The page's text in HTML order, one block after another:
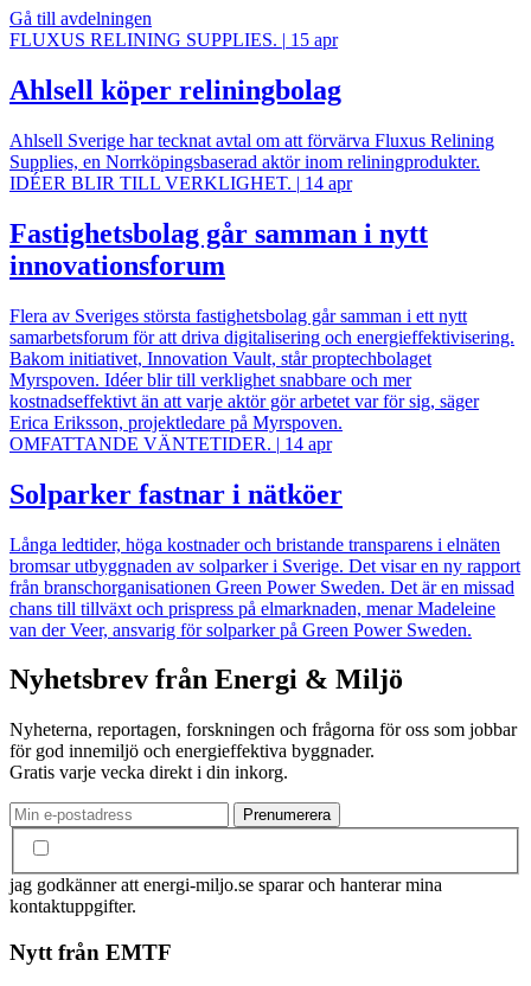
Gå till avdelningen
FLUXUS RELINING SUPPLIES. | 15 apr
Ahlsell köper reliningbolag
Ahlsell Sverige har tecknat avtal om att förvärva Fluxus Relining
Supplies, en Norrköpingsbaserad aktör inom reliningprodukter.
IDÉER BLIR TILL VERKLIGHET. | 14 apr
Fastighetsbolag går samman i nytt
innovationsforum
Flera av Sveriges största fastighetsbolag går samman i ett nytt
samarbetsforum för att driva digitalisering och energieffektivisering.
Bakom initiativet, Innovation Vault, står proptechbolaget
Myrspoven. Idéer blir till verklighet snabbare och mer
kostnadseffektivt än att varje aktör gör arbetet var för sig, säger
Erica Eriksson, projektledare på Myrspoven.
OMFATTANDE VÄNTETIDER. | 14 apr
Solparker fastnar i nätköer
Långa ledtider, höga kostnader och bristande transparens i elnäten
bromsar utbyggnaden av solparker i Sverige. Det visar en ny rapport
från branschorganisationen Green Power Sweden. Det är en missad
chans till tillväxt och prispress på elmarknaden, menar Madeleine
van der Veer, ansvarig för solparker på Green Power Sweden.
Nyhetsbrev från Energi & Miljö
Nyheterna, reportagen, forskningen och frågorna för oss som jobbar
för god innemiljö och energieffektiva byggnader.
Gratis varje vecka direkt i din inkorg.
jag godkänner att energi-miljo.se sparar och hanterar mina
kontaktuppgifter.
Nytt från EMTF